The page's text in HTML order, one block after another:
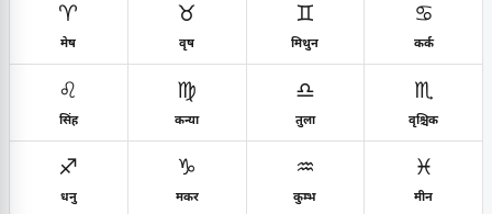
♈
मेष
♉
वृष
♊
मिथुन
♋
कर्क
♌
सिंह
♍
कन्या
♎
तुला
♏
वृश्चिक
♐
धनु
♑
मकर
♒
कुम्भ
♓
मीन